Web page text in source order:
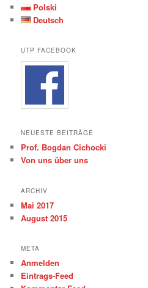
Polski
Deutsch
UTP FACEBOOK
NEUESTE BEITRÄGE
Prof. Bogdan Cichocki
Von uns über uns
ARCHIV
Mai 2017
August 2015
META
Anmelden
Eintrags-Feed